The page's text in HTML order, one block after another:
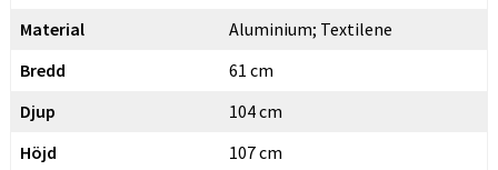
Danmark
Material
Aluminium; Textilene
Bredd
61 cm
Djup
104 cm
Höjd
107 cm